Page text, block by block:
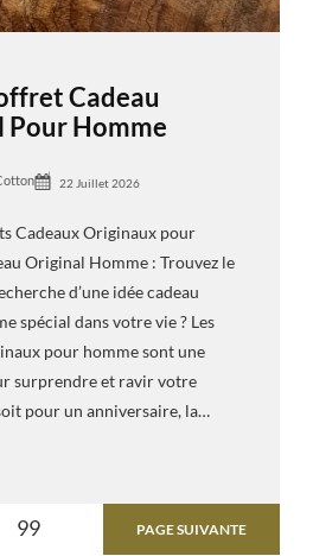
Cadeau
Homme
22 Juillet 2026
Cadeaux Originaux pour
Original Homme : Trouvez le
d’une idée cadeau
spécial dans votre vie ? Les
pour homme sont une
surprendre et ravir votre
pour un anniversaire, la…
99 PAGE SUIVANTE